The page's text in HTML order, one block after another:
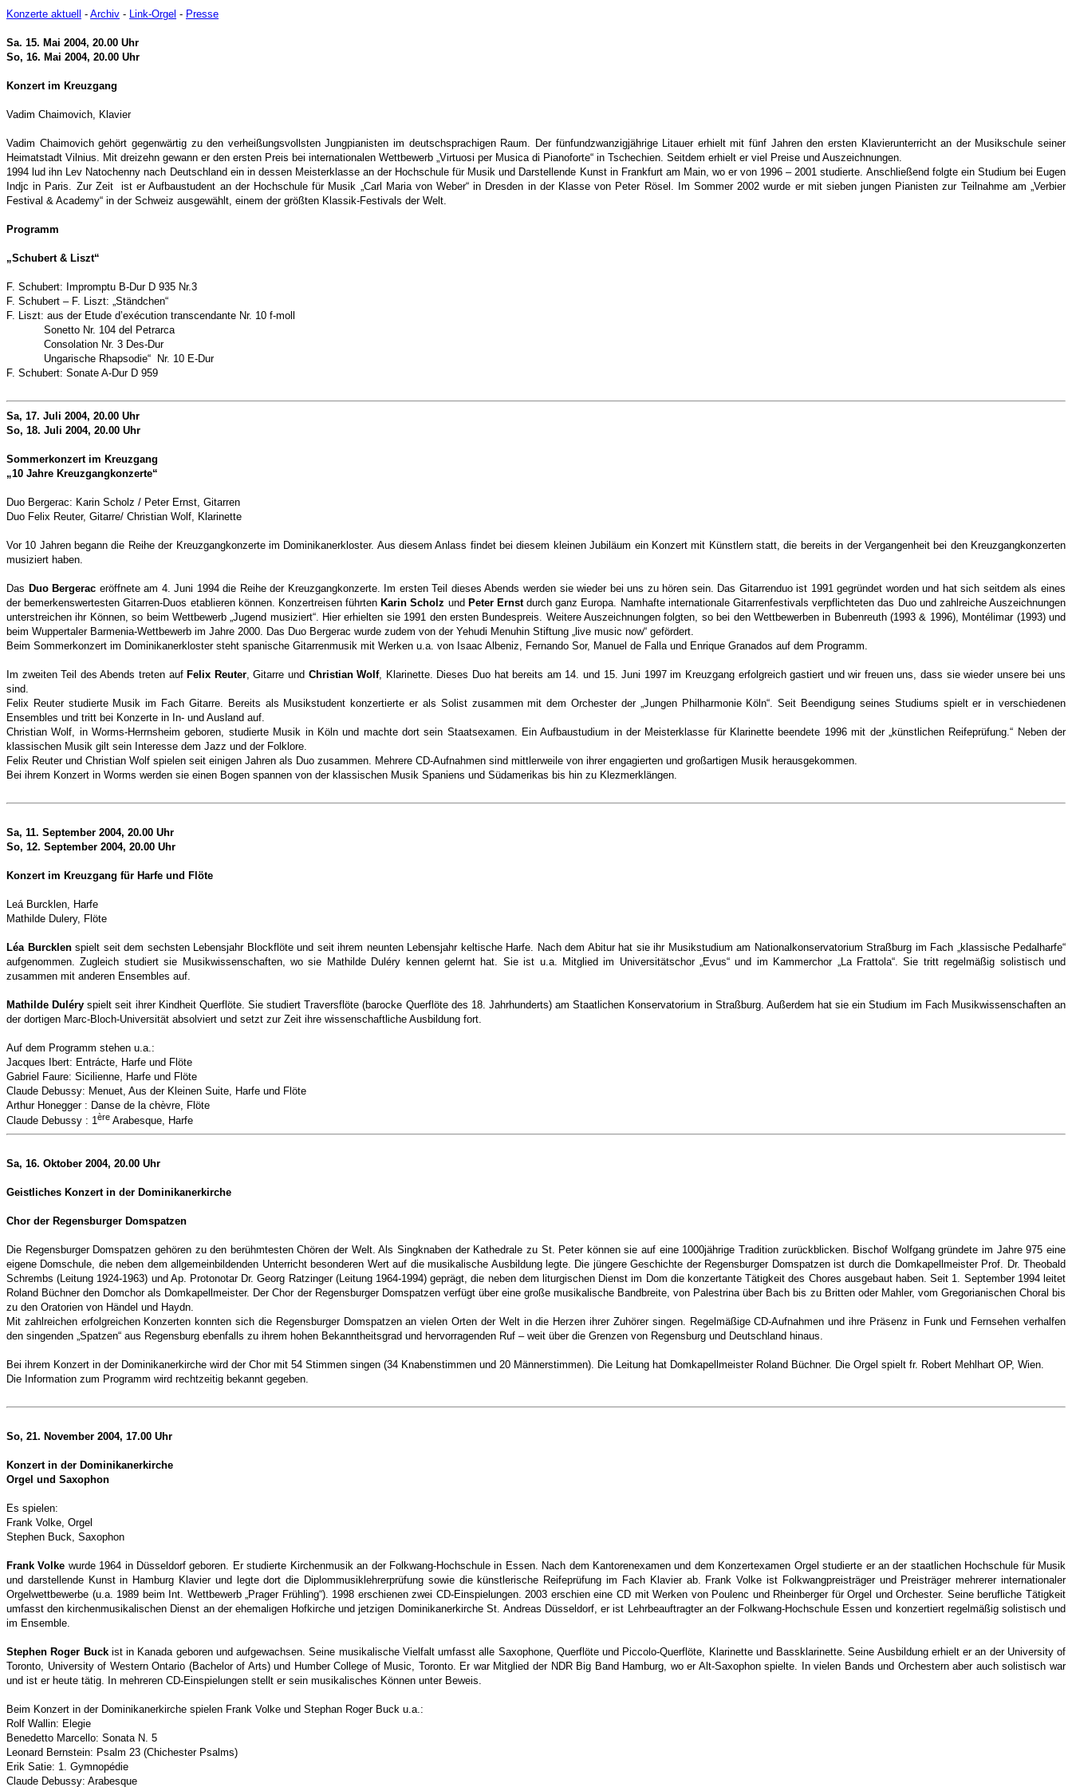
Konzerte aktuell - Archiv - Link-Orgel - Presse
Sa. 15. Mai 2004, 20.00 Uhr
So, 16. Mai 2004, 20.00 Uhr
Konzert im Kreuzgang
Vadim Chaimovich, Klavier
Vadim Chaimovich gehört gegenwärtig zu den verheißungsvollsten Jungpianisten im deutschsprachigen Raum. Der fünfundzwanzigjährige Litauer erhielt mit fünf Jahren den ersten Klavierunterricht an der Musikschule seiner
Heimatstadt Vilnius. Mit dreizehn gewann er den ersten Preis bei internationalen Wettbewerb „Virtuosi per Musica di Pianoforte“ in Tschechien. Seitdem erhielt er viel Preise und Auszeichnungen.
1994 lud ihn Lev Natochenny nach Deutschland ein in dessen Meisterklasse an der Hochschule für Musik und Darstellende Kunst in Frankfurt am Main, wo er von 1996 – 2001 studierte. Anschließend folgte ein Studium bei Eugen
Indjc in Paris. Zur Zeit ist er Aufbaustudent an der Hochschule für Musik „Carl Maria von Weber“ in Dresden in der Klasse von Peter Rösel. Im Sommer 2002 wurde er mit sieben jungen Pianisten zur Teilnahme am „Verbier
Festival & Academy“ in der Schweiz ausgewählt, einem der größten Klassik-Festivals der Welt.
Programm
„Schubert & Liszt“
F. Schubert: Impromptu B-Dur D 935 Nr.3
F. Schubert – F. Liszt: „Ständchen“
F. Liszt: aus der Etude d’exécution transcendante Nr. 10 f-moll
Sonetto Nr. 104 del Petrarca
Consolation Nr. 3 Des-Dur
Ungarische Rhapsodie“ Nr. 10 E-Dur
F. Schubert: Sonate A-Dur D 959
Sa, 17. Juli 2004, 20.00 Uhr
So, 18. Juli 2004, 20.00 Uhr
Sommerkonzert im Kreuzgang
„10 Jahre Kreuzgangkonzerte“
Duo Bergerac: Karin Scholz / Peter Ernst, Gitarren
Duo Felix Reuter, Gitarre/ Christian Wolf, Klarinette
Vor 10 Jahren begann die Reihe der Kreuzgangkonzerte im Dominikanerkloster. Aus diesem Anlass findet bei diesem kleinen Jubiläum ein Konzert mit Künstlern statt, die bereits in der Vergangenheit bei den Kreuzgangkonzerten
musiziert haben.
Das Duo Bergerac eröffnete am 4. Juni 1994 die Reihe der Kreuzgangkonzerte. Im ersten Teil dieses Abends werden sie wieder bei uns zu hören sein. Das Gitarrenduo ist 1991 gegründet worden und hat sich seitdem als eines
der bemerkenswertesten Gitarren-Duos etablieren können. Konzertreisen führten Karin Scholz und Peter Ernstdurch ganz Europa. Namhafte internationale Gitarrenfestivals verpflichteten das Duo und zahlreiche Auszeichnungen
unterstreichen ihr Können, so beim Wettbewerb „Jugend musiziert“. Hier erhielten sie 1991 den ersten Bundespreis. Weitere Auszeichnungen folgten, so bei den Wettbewerben in Bubenreuth (1993 & 1996), Montélimar (1993) und
beim Wuppertaler Barmenia-Wettbewerb im Jahre 2000. Das Duo Bergerac wurde zudem von der Yehudi Menuhin Stiftung „live music now“ gefördert.
Beim Sommerkonzert im Dominikanerkloster steht spanische Gitarrenmusik mit Werken u.a. von Isaac Albeniz, Fernando Sor, Manuel de Falla und Enrique Granados auf dem Programm.
Im zweiten Teil des Abends treten auf Felix Reuter, Gitarre und Christian Wolf, Klarinette. Dieses Duo hat bereits am 14. und 15. Juni 1997 im Kreuzgang erfolgreich gastiert und wir freuen uns, dass sie wieder unsere bei uns
sind.
Felix Reuter studierte Musik im Fach Gitarre. Bereits als Musikstudent konzertierte er als Solist zusammen mit dem Orchester der „Jungen Philharmonie Köln“. Seit Beendigung seines Studiums spielt er in verschiedenen
Ensembles und tritt bei Konzerte in In- und Ausland auf.
Christian Wolf, in Worms-Herrnsheim geboren, studierte Musik in Köln und machte dort sein Staatsexamen. Ein Aufbaustudium in der Meisterklasse für Klarinette beendete 1996 mit der „künstlichen Reifeprüfung.“ Neben der
klassischen Musik gilt sein Interesse dem Jazz und der Folklore.
Felix Reuter und Christian Wolf spielen seit einigen Jahren als Duo zusammen. Mehrere CD-Aufnahmen sind mittlerweile von ihrer engagierten und großartigen Musik herausgekommen.
Bei ihrem Konzert in Worms werden sie einen Bogen spannen von der klassischen Musik Spaniens und Südamerikas bis hin zu Klezmerklängen.
Sa, 11. September 2004, 20.00 Uhr
So, 12. September 2004, 20.00 Uhr
Konzert im Kreuzgang für Harfe und Flöte
Leá Burcklen, Harfe
Mathilde Dulery, Flöte
Léa Burcklen spielt seit dem sechsten Lebensjahr Blockflöte und seit ihrem neunten Lebensjahr keltische Harfe. Nach dem Abitur hat sie ihr Musikstudium am Nationalkonservatorium Straßburg im Fach „klassische Pedalharfe“
aufgenommen. Zugleich studiert sie Musikwissenschaften, wo sie Mathilde Duléry kennen gelernt hat. Sie ist u.a. Mitglied im Universitätschor „Evus“ und im Kammerchor „La Frattola“. Sie tritt regelmäßig solistisch und
zusammen mit anderen Ensembles auf.
Mathilde Duléry spielt seit ihrer Kindheit Querflöte. Sie studiert Traversflöte (barocke Querflöte des 18. Jahrhunderts) am Staatlichen Konservatorium in Straßburg. Außerdem hat sie ein Studium im Fach Musikwissenschaften an
der dortigen Marc-Bloch-Universität absolviert und setzt zur Zeit ihre wissenschaftliche Ausbildung fort.
Auf dem Programm stehen u.a.:
Jacques Ibert: Entrácte, Harfe und Flöte
Gabriel Faure: Sicilienne, Harfe und Flöte
Claude Debussy: Menuet, Aus der Kleinen Suite, Harfe und Flöte
Arthur Honegger : Danse de la chèvre, Flöte
Claude Debussy : 1ère Arabesque, Harfe
Sa, 16. Oktober 2004, 20.00 Uhr
Geistliches Konzert in der Dominikanerkirche
Chor der Regensburger Domspatzen
Die Regensburger Domspatzen gehören zu den berühmtesten Chören der Welt. Als Singknaben der Kathedrale zu St. Peter können sie auf eine 1000jährige Tradition zurückblicken. Bischof Wolfgang gründete im Jahre 975 eine
eigene Domschule, die neben dem allgemeinbildenden Unterricht besonderen Wert auf die musikalische Ausbildung legte. Die jüngere Geschichte der Regensburger Domspatzen ist durch die Domkapellmeister Prof. Dr. Theobald
Schrembs (Leitung 1924-1963) und Ap. Protonotar Dr. Georg Ratzinger (Leitung 1964-1994) geprägt, die neben dem liturgischen Dienst im Dom die konzertante Tätigkeit des Chores ausgebaut haben. Seit 1. September 1994 leitet
Roland Büchner den Domchor als Domkapellmeister. Der Chor der Regensburger Domspatzen verfügt über eine große musikalische Bandbreite, von Palestrina über Bach bis zu Britten oder Mahler, vom Gregorianischen Choral bis
zu den Oratorien von Händel und Haydn.
Mit zahlreichen erfolgreichen Konzerten konnten sich die Regensburger Domspatzen an vielen Orten der Welt in die Herzen ihrer Zuhörer singen. Regelmäßige CD-Aufnahmen und ihre Präsenz in Funk und Fernsehen verhalfen
den singenden „Spatzen“ aus Regensburg ebenfalls zu ihrem hohen Bekanntheitsgrad und hervorragenden Ruf – weit über die Grenzen von Regensburg und Deutschland hinaus.
Bei ihrem Konzert in der Dominikanerkirche wird der Chor mit 54 Stimmen singen (34 Knabenstimmen und 20 Männerstimmen). Die Leitung hat Domkapellmeister Roland Büchner. Die Orgel spielt fr. Robert Mehlhart OP, Wien.
Die Information zum Programm wird rechtzeitig bekannt gegeben.
So, 21. November 2004, 17.00 Uhr
Konzert in der Dominikanerkirche
Orgel und Saxophon
Es spielen:
Frank Volke, Orgel
Stephen Buck, Saxophon
Frank Volke wurde 1964 in Düsseldorf geboren. Er studierte Kirchenmusik an der Folkwang-Hochschule in Essen. Nach dem Kantorenexamen und dem Konzertexamen Orgel studierte er an der staatlichen Hochschule für Musik
und darstellende Kunst in Hamburg Klavier und legte dort die Diplommusiklehrerprüfung sowie die künstlerische Reifeprüfung im Fach Klavier ab. Frank Volke ist Folkwangpreisträger und Preisträger mehrerer internationaler
Orgelwettbewerbe (u.a. 1989 beim Int. Wettbewerb „Prager Frühling“). 1998 erschienen zwei CD-Einspielungen. 2003 erschien eine CD mit Werken von Poulenc und Rheinberger für Orgel und Orchester. Seine berufliche Tätigkeit
umfasst den kirchenmusikalischen Dienst an der ehemaligen Hofkirche und jetzigen Dominikanerkirche St. Andreas Düsseldorf, er ist Lehrbeauftragter an der Folkwang-Hochschule Essen und konzertiert regelmäßig solistisch und
im Ensemble.
Stephen Roger Buck ist in Kanada geboren und aufgewachsen. Seine musikalische Vielfalt umfasst alle Saxophone, Querflöte und Piccolo-Querflöte, Klarinette und Bassklarinette. Seine Ausbildung erhielt er an der University of
Toronto, University of Western Ontario (Bachelor of Arts) und Humber College of Music, Toronto. Er war Mitglied der NDR Big Band Hamburg, wo er Alt-Saxophon spielte. In vielen Bands und Orchestern aber auch solistisch war
und ist er heute tätig. In mehreren CD-Einspielungen stellt er sein musikalisches Können unter Beweis.
Beim Konzert in der Dominikanerkirche spielen Frank Volke und Stephan Roger Buck u.a.:
Rolf Wallin: Elegie
Benedetto Marcello: Sonata N. 5
Leonard Bernstein: Psalm 23 (Chichester Psalms)
Erik Satie: 1. Gymnopédie
Claude Debussy: Arabesque